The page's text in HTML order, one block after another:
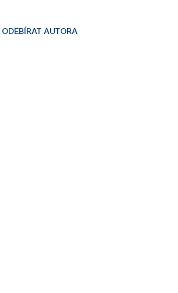
ODEBÍRAT AUTORA